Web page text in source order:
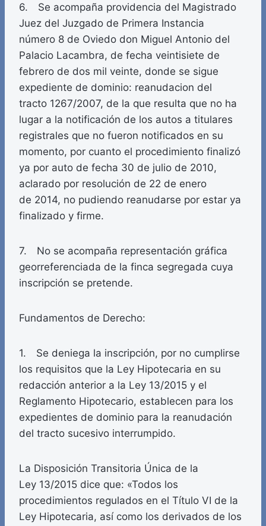
6. Se acompaña providencia del Magistrado
Juez del Juzgado de Primera Instancia
número 8 de Oviedo don Miguel Antonio del
Palacio Lacambra, de fecha veintisiete de
febrero de dos mil veinte, donde se sigue
expediente de dominio: reanudacion del
tracto 1267/2007, de la que resulta que no ha
lugar a la notificación de los autos a titulares
registrales que no fueron notificados en su
momento, por cuanto el procedimiento finalizó
ya por auto de fecha 30 de julio de 2010,
aclarado por resolución de 22 de enero
de 2014, no pudiendo reanudarse por estar ya
finalizado y firme.
7. No se acompaña representación gráfica
georreferenciada de la finca segregada cuya
inscripción se pretende.
Fundamentos de Derecho:
1. Se deniega la inscripción, por no cumplirse
los requisitos que la Ley Hipotecaria en su
redacción anterior a la Ley 13/2015 y el
Reglamento Hipotecario, establecen para los
expedientes de dominio para la reanudación
del tracto sucesivo interrumpido.
La Disposición Transitoria Única de la
Ley 13/2015 dice que: «Todos los
procedimientos regulados en el Título VI de la
Ley Hipotecaria, así como los derivados de los